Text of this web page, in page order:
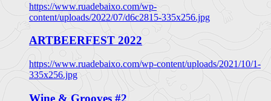
https://www.ruadebaixo.com/wp-
content/uploads/2022/07/d6c2815-335x256.jpg
ARTBEERFEST 2022
https://www.ruadebaixo.com/wp-content/uploads/2021/10/1-
335x256.jpg
Wine & Grooves #2